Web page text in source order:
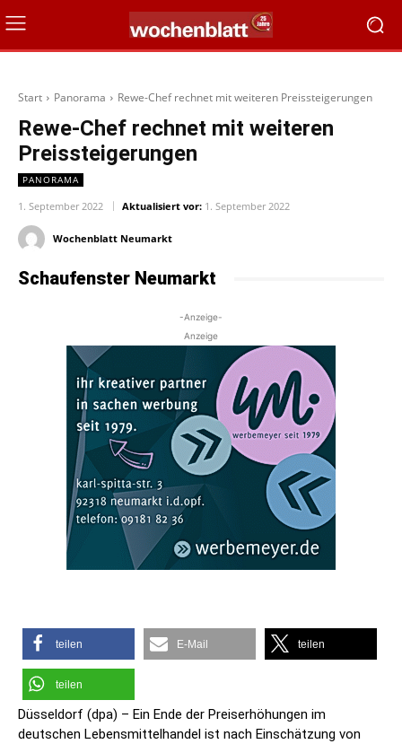
Start Panorama Rewe-Chef rechnet mit weiteren Preissteigerungen
Rewe-Chef rechnet mit weiteren
Preissteigerungen
PANORAMA
1. September 2022 Aktualisiert vor: 1. September 2022
Wochenblatt Neumarkt
Schaufenster Neumarkt
-Anzeige-
Anzeige
teilen E-Mail teilen
teilen
Düsseldorf (dpa) – Ein Ende der Preiserhöhungen im
deutschen Lebensmittelhandel ist nach Einschätzung von